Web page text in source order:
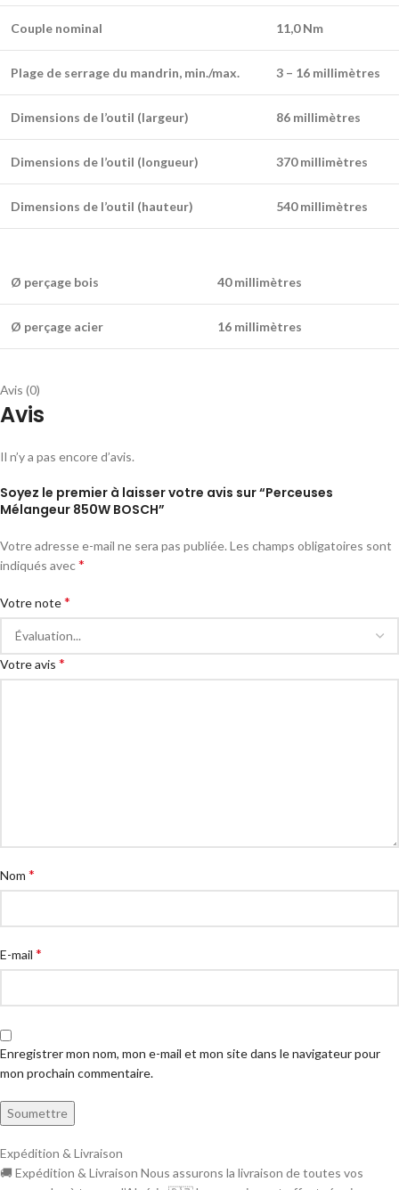
Couple nominal 11,0 Nm
Plage de serrage du mandrin, min./max. 3 – 16 millimètres
Dimensions de l’outil (largeur) 86 millimètres
Dimensions de l’outil (longueur) 370 millimètres
Dimensions de l’outil (hauteur) 540 millimètres
Ø perçage bois 40 millimètres
Ø perçage acier 16 millimètres
Avis (0)
Avis
Il n’y a pas encore d’avis.
Soyez le premier à laisser votre avis sur “Perceuses
Mélangeur 850W BOSCH”
Votre adresse e-mail ne sera pas publiée. Les champs obligatoires sont
indiqués avec*
Votre note*
Votre avis *
Nom *
E-mail *
Enregistrer mon nom, mon e-mail et mon site dans le navigateur pour
mon prochain commentaire.
Expédition & Livraison
🚚 Expédition & Livraison Nous assurons la livraison de toutes vos